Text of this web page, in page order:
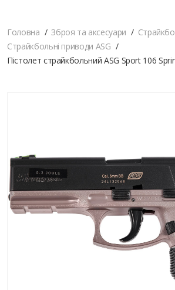
Головна Зброя та аксесуари
Страйкбольні приводи ASG
Пістолет страйкбольний ASG Sport 106